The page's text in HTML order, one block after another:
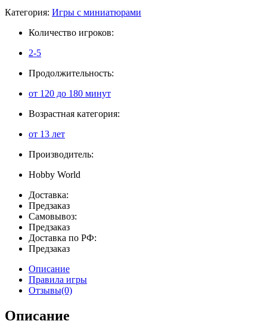
Категория: Игры с миниатюрами
Количество игроков:
2-5
Продолжительность:
от 120 до 180 минут
Возрастная категория:
от 13 лет
Производитель:
Hobby World
Доставка:
Предзаказ
Самовывоз:
Предзаказ
Доставка по РФ:
Предзаказ
Описание
Правила игры
Отзывы(0)
Описание